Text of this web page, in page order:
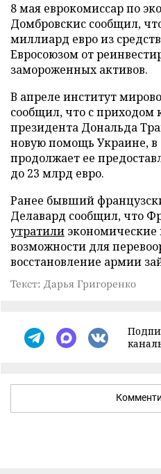
8 мая еврокомиссар по
Домбровскис сообщил,
миллиард евро из
Евросоюзом от
замороженных активов.
В апреле институт
сообщил, что с приходом
президента Дональда
новую помощь Украине, в
продолжает ее
до 23 млрд евро.
Ранее бывший
Делавард сообщил, что
утратили экономические
возможности для
восстановление армии
Текст: Дарья Григоренко